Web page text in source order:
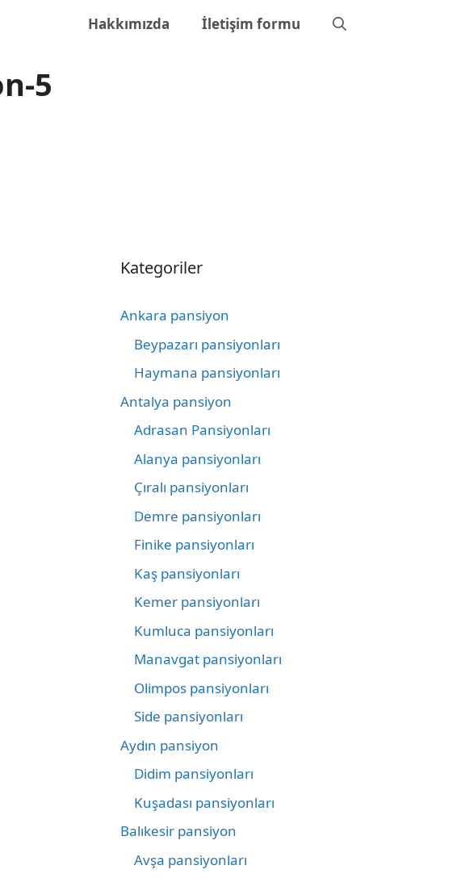
Hakkımızda İletişim formu
5
Kategoriler
Ankara pansiyon
Beypazarı pansiyonları
Haymana pansiyonları
Antalya pansiyon
Adrasan Pansiyonları
Alanya pansiyonları
Çıralı pansiyonları
Demre pansiyonları
Finike pansiyonları
Kaş pansiyonları
Kemer pansiyonları
Kumluca pansiyonları
Manavgat pansiyonları
Olimpos pansiyonları
Side pansiyonları
Aydın pansiyon
Didim pansiyonları
Kuşadası pansiyonları
Balıkesir pansiyon
Avşa pansiyonları